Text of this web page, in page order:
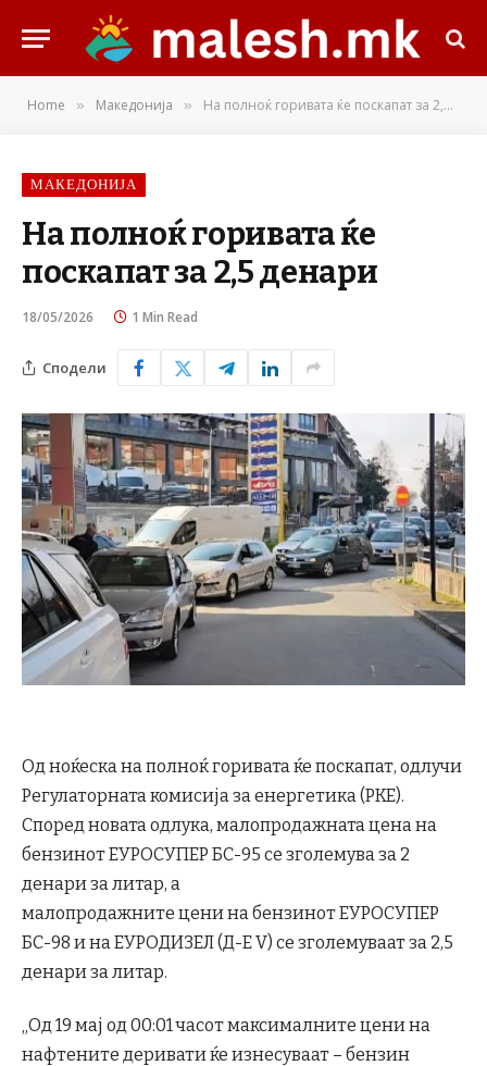
Home » Македонија » На полноќ горивата ќе поскапат за 2,5 денари
МАКЕДОНИЈА
На полноќ горивата ќе
поскапат за 2,5 денари
18/05/2026 1 Min Read
Сподели
Од ноќеска на полноќ горивата ќе поскапат, одлучи
Регулаторната комисија за енергетика (РКЕ).
Според новата одлука, малопродажната цена на
бензинот ЕУРОСУПЕР БС-95 се зголемува за 2
денари за литар, а
малопродажните цени на бензинот ЕУРОСУПЕР
БС-98 и на ЕУРОДИЗЕЛ (Д-Е V) се зголемуваат за 2,5
денари за литар.
„Од 19 мај од 00:01 часот максималните цени на
нафтените деривати ќе изнесуваат – бензин